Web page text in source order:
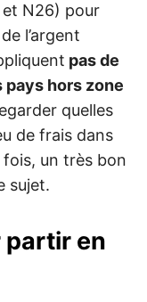
N26) pour
l’argent
pas de
hors zone
quelles
de frais dans
un très bon
sujet.
partir en